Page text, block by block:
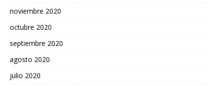
noviembre 2020
octubre 2020
septiembre 2020
agosto 2020
julio 2020